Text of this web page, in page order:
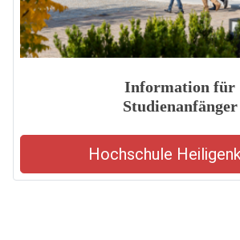
Information für
Studienanfänger
Hochschule